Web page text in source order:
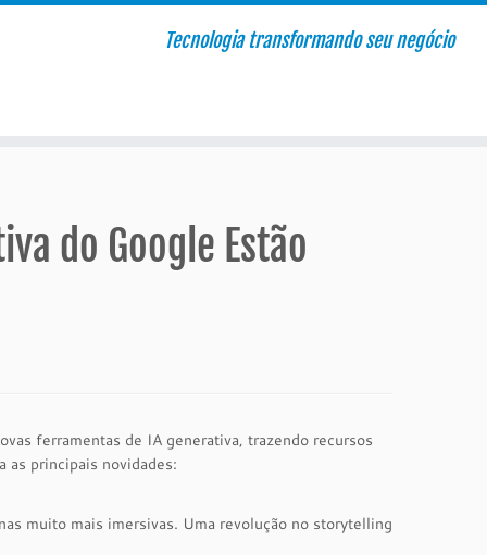
Tecnologia transformando seu negócio
do Google Estão
ferramentas de IA generativa, trazendo recursos
as principais novidades:
muito mais imersivas. Uma revolução no storytelling